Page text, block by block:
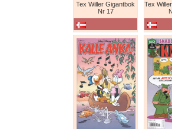
Tex Willer Gigantbok
Nr 17